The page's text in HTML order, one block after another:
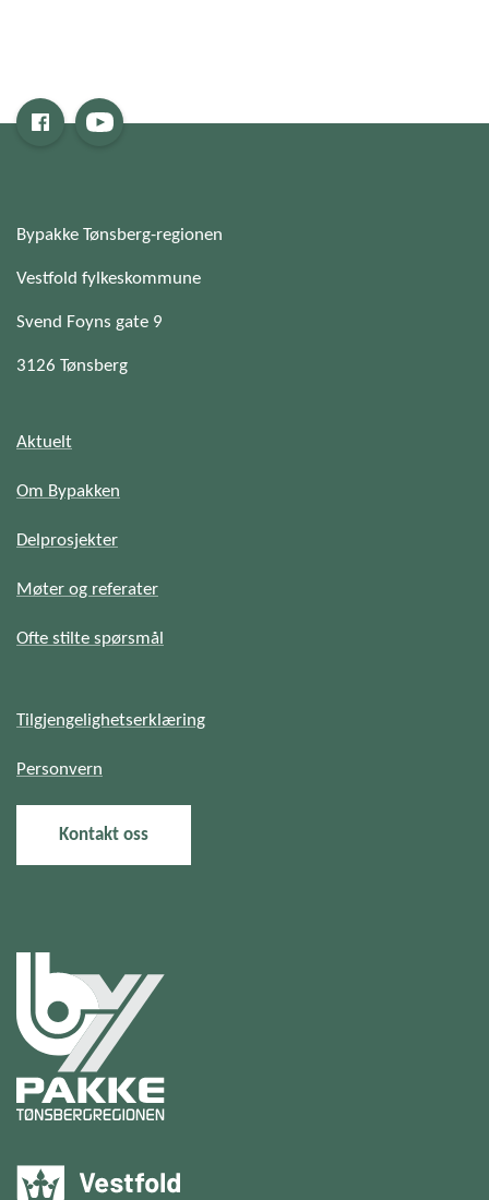
Bypakke Tønsberg-regionen
Vestfold fylkeskommune
Svend Foyns gate 9
3126 Tønsberg
Aktuelt
Om Bypakken
Delprosjekter
Møter og referater
Ofte stilte spørsmål
Tilgjengelighetserklæring
Personvern
Kontakt oss